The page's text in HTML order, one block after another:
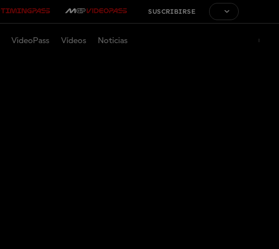
SUSCRIBIRSE
VideoPass Vídeos Noticias